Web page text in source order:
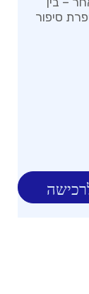
סיפור